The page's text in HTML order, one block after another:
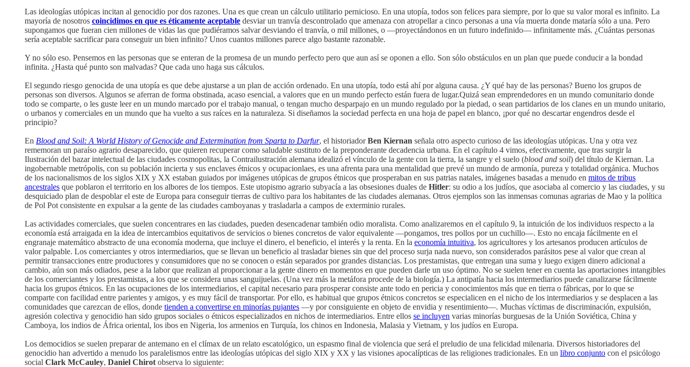
Las ideologías utópicas incitan al genocidio por dos razones. Una es que crean un cálculo utilitario pernicioso. En una utopía, todos son felices para siempre, por lo que su valor moral es infinito. La
mayoría de nosotros coincidimos en que es éticamente aceptable desviar un tranvía descontrolado que amenaza con atropellar a cinco personas a una vía muerta donde mataría sólo a una. Pero
supongamos que fueran cien millones de vidas las que pudiéramos salvar desviando el tranvía, o mil millones, o —proyectándonos en un futuro indefinido— infinitamente más. ¿Cuántas personas
sería aceptable sacrificar para conseguir un bien infinito? Unos cuantos millones parece algo bastante razonable.
Y no sólo eso. Pensemos en las personas que se enteran de la promesa de un mundo perfecto pero que aun así se oponen a ello. Son sólo obstáculos en un plan que puede conducir a la bondad
infinita. ¿Hasta qué punto son malvadas? Que cada uno haga sus cálculos.
El segundo riesgo genocida de una utopía es que debe ajustarse a un plan de acción ordenado. En una utopía, todo está ahí por alguna causa. ¿Y qué hay de las personas? Bueno los grupos de
personas son diversos. Algunos se aferran de forma obstinada, acaso esencial, a valores que en un mundo perfecto están fuera de lugar.Quizá sean emprendedores en un mundo comunitario donde
todo se comparte, o les guste leer en un mundo marcado por el trabajo manual, o tengan mucho desparpajo en un mundo regulado por la piedad, o sean partidarios de los clanes en un mundo unitario,
o urbanos y comerciales en un mundo que ha vuelto a sus raíces en la naturaleza. Si diseñamos la sociedad perfecta en una hoja de papel en blanco, ¡por qué no descartar engendros desde el
principio?
En Blood and Soil: A World History of Genocide and Extermination from Sparta to Darfur, el historiadorBen Kiernan señala otro aspecto curioso de las ideologías utópicas. Una y otra vez
rememoran un paraíso agrario desaparecido, que quieren recuperar como saludable sustituto de la preponderante decadencia urbana. En el capítulo 4 vimos, efectivamente, que tras surgir la
Ilustración del bazar intelectual de las ciudades cosmopolitas, la Contrailustración alemana idealizó el vínculo de la gente con la tierra, la sangre y el suelo (blood and soil) del título de Kiernan. La
ingobernable metrópolis, con su población incierta y sus enclaves étnicos y ocupacionlaes, es una afrenta para una mentalidad que prevé un mundo de armonía, pureza y totalidad orgánica. Muchos
de los nacionalismos de los siglos XIX y XX estaban guiados por imágenes utópicas de grupos étnicos que prosperaban en sus patrias natales, imágenes basadas a menudo en mitos de tribus
ancestrales que poblaron el territorio en los albores de los tiempos. Este utopismo agrario subyacía a las obsesiones duales de Hitler: su odio a los judíos, que asociaba al comercio y las ciudades, y su
desquiciado plan de despoblar el este de Europa para conseguir tierras de cultivo para los habitantes de las ciudades alemanas. Otros ejemplos son las inmensas comunas agrarias de Mao y la política
de Pol Pot consistente en expulsar a la gente de las ciudades camboyanas y trasladarla a campos de exterminio rurales.
Las actividades comerciales, que suelen concentrares en las ciudades, pueden desencadenar también odio moralista. Como analizaremos en el capítulo 9, la intuición de los individuos respecto a la
economía está arraigada en la idea de intercambios equitativos de servicios o bienes concretos de valor equivalente —pongamos, tres pollos por un cuchillo—. Esto no encaja fácilmente en el
engranaje matemático abstracto de una economía moderna, que incluye el dinero, el beneficio, el interés y la renta. En la economía intuitiva, los agricultores y los artesanos producen artículos de
valor palpable. Los comerciantes y otros intermediarios, que se llevan un beneficio al trasladar bienes sin que del proceso surja nada nuevo, son considerados parásitos pese al valor que crean al
permitir transacciones entre productores y consumidores que no se conocen o están separados por grandes distancias. Los prestamistas, que entregan una suma y luego exigen dinero adicional a
cambio, aún son más odiados, pese a la labor que realizan al proporcionar a la gente dinero en momentos en que pueden darle un uso óptimo. No se suelen tener en cuenta las aportaciones intangibles
de los comerciantes y los prestamistas, a los que se considera unas sanguijuelas. (Una vez más la metáfora procede de la biología.) La antipatía hacia los intermediarios puede canalizarse fácilmente
hacia los grupos étnicos. En las ocupaciones de los intermediarios, el capital necesario para prosperar consiste ante todo en pericia y conocimientos más que en tierra o fábricas, por lo que se
comparte con facilidad entre parientes y amigos, y es muy fácil de transportar. Por ello, es habitual que grupos étnicos concretos se especialicen en el nicho de los intermediarios y se desplacen a las
comunidades que carezcan de ellos, donde tienden a convertirse en minorías pujantes —y por consiguiente en objeto de envidia y resentimiento—. Muchas víctimas de discriminación, expulsión,
agresión colectiva y genocidio han sido grupos sociales o étnicos especializados en nichos de intermediarios. Entre ellos se incluyen varias minorías burguesas de la Unión Soviética, China y
Camboya, los indios de África oriental, los ibos en Nigeria, los armenios en Turquía, los chinos en Indonesia, Malasia y Vietnam, y los judíos en Europa.
Los democidios se suelen preparar de antemano en el clímax de un relato escatológico, un espasmo final de violencia que será el preludio de una felicidad milenaria. Diversos historiadores del
genocidio han advertido a menudo los paralelismos entre las ideologías utópicas del siglo XIX y XX y las visiones apocalípticas de las religiones tradicionales. En un libro conjunto con el psicólogo
social Clark McCauley, Daniel Chirot observa lo siguiente: